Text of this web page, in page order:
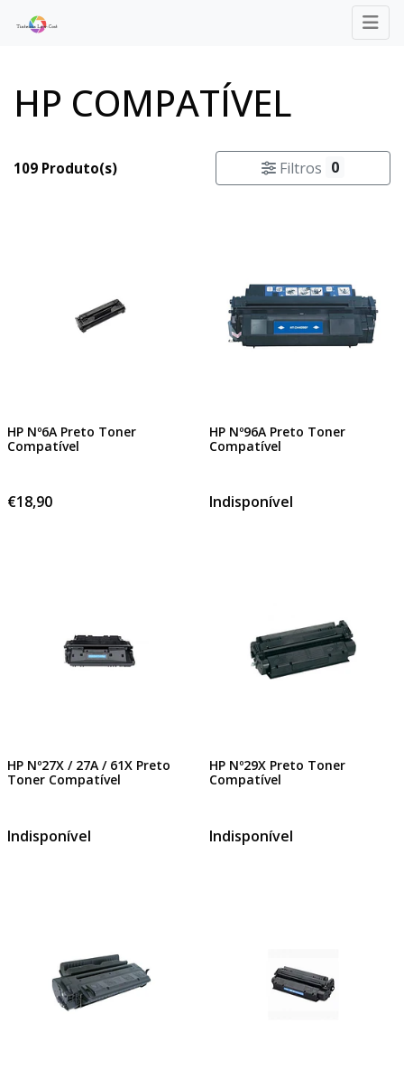
HP COMPATÍVEL
109 Produto(s) Filtros 0
HP Nº6A Preto Toner
Compatível
€18,90
HP Nº96A Preto Toner
Compatível
Indisponível
HP Nº27X / 27A / 61X Preto
Toner Compatível
Indisponível
HP Nº29X Preto Toner
Compatível
Indisponível